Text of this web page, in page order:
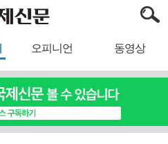
오피니언 동영상